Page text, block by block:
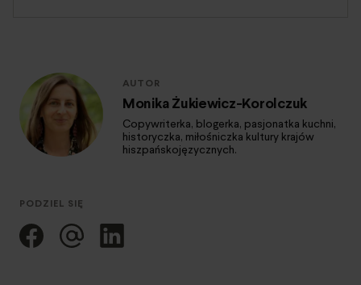
AUTOR
Monika Żukiewicz-Korolczuk
Copywriterka, blogerka, pasjonatka kuchni,
historyczka, miłośniczka kultury krajów
hiszpańskojęzycznych.
PODZIEL SIĘ